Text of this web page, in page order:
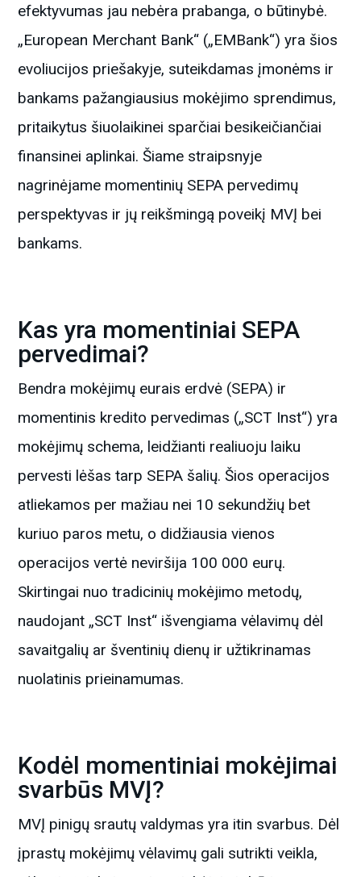
efektyvumas jau nebėra prabanga, o būtinybė.
„European Merchant Bank“ („EMBank“) yra šios
evoliucijos priešakyje, suteikdamas įmonėms ir
bankams pažangiausius mokėjimo sprendimus,
pritaikytus šiuolaikinei sparčiai besikeičiančiai
finansinei aplinkai. Šiame straipsnyje
nagrinėjame momentinių SEPA pervedimų
perspektyvas ir jų reikšmingą poveikį MVĮ bei
bankams.
Kas yra momentiniai SEPA
pervedimai?
Bendra mokėjimų eurais erdvė (SEPA) ir
momentinis kredito pervedimas („SCT Inst“) yra
mokėjimų schema, leidžianti realiuoju laiku
pervesti lėšas tarp SEPA šalių. Šios operacijos
atliekamos per mažiau nei 10 sekundžių bet
kuriuo paros metu, o didžiausia vienos
operacijos vertė neviršija 100 000 eurų.
Skirtingai nuo tradicinių mokėjimo metodų,
naudojant „SCT Inst“ išvengiama vėlavimų dėl
savaitgalių ar šventinių dienų ir užtikrinamas
nuolatinis prieinamumas.
Kodėl momentiniai mokėjimai
svarbūs MVĮ?
MVĮ pinigų srautų valdymas yra itin svarbus. Dėl
įprastų mokėjimų vėlavimų gali sutrikti veikla,